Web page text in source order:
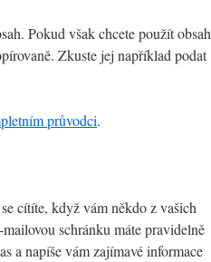
Pokud však chcete použít obsah
Zkuste jej například podat
průvodci.
cítíte, když vám někdo z vašich
mailovou schránku máte pravidelně
a napíše vám zajímavé informace